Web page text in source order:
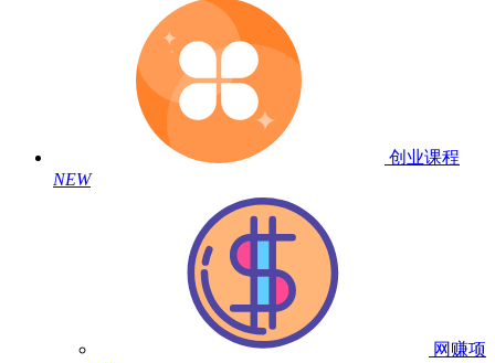
创业课程
NEW
网赚项